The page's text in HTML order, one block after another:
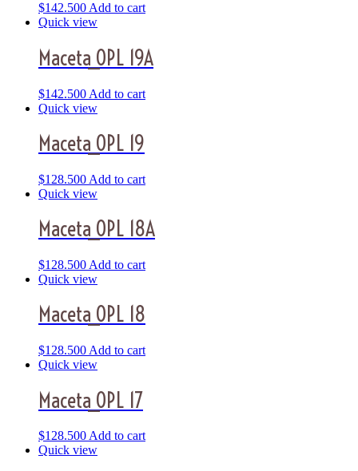
$142.500 Add to cart
Quick view
Maceta_OPL 19A
$142.500 Add to cart
Quick view
Maceta_OPL 19
$128.500 Add to cart
Quick view
Maceta_OPL 18A
$128.500 Add to cart
Quick view
Maceta_OPL 18
$128.500 Add to cart
Quick view
Maceta_OPL 17
$128.500 Add to cart
Quick view